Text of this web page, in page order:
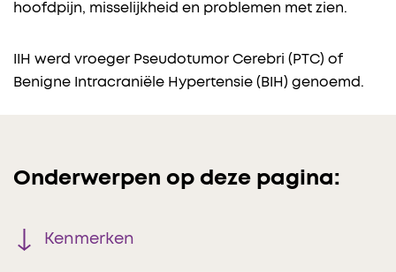
hoofdpijn, misselijkheid en problemen met zien.
IIH werd vroeger Pseudotumor Cerebri (PTC) of
Benigne Intracraniële Hypertensie (BIH) genoemd.
Onderwerpen op deze pagina:
Kenmerken